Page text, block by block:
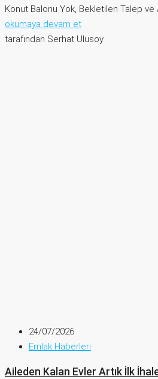
Konut Balonu Yok, Bekletilen Talep ve
okumaya devam et
tarafından Serhat Ulusoy
24/07/2026
Emlak Haberleri
Aileden Kalan Evler Artık İlk